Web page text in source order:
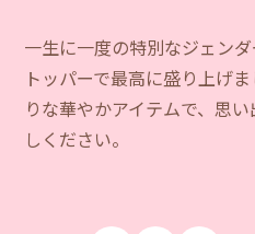
一生に一度の特別なジェン
トッパーで最高に盛り上げ
りな華やかアイテムで、思
しください。